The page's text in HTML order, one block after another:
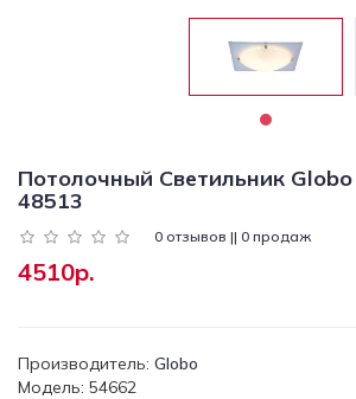
Электротовары
Потолочный Светильник Globo
48513
0 отзывов || 0 продаж
4510р.
Производитель: Globo
Модель: 54662